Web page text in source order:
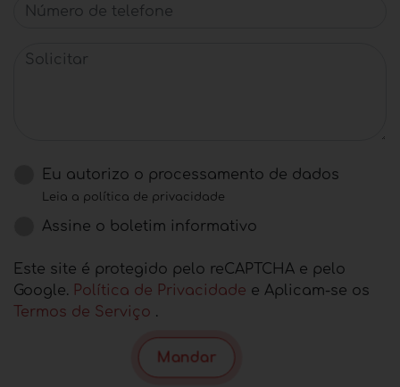
Número de telefone
Solicitar
Eu autorizo ​​o processamento de dados
Leia a política de privacidade
Assine o boletim informativo
Este site é protegido pelo reCAPTCHA e pelo
Google. Política de Privacidade e Aplicam-se os
Termos de Serviço .
Mandar